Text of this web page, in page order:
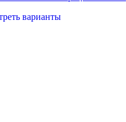
варианты